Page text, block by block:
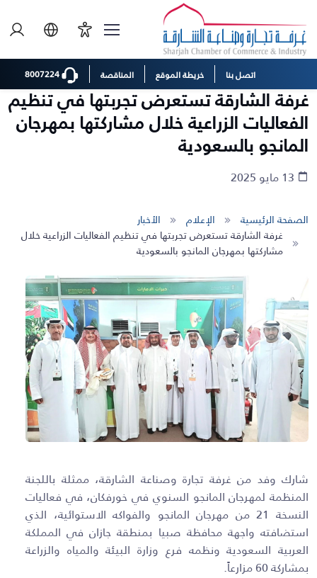
اتصل بنا خريطة الموقع المناقصة
غرفة الشارقة تستعرض تجربتها في تنظيم
الفعاليات الزراعية خلال مشاركتها بمهرجان
المانجو بالسعودية
الصفحة الرئيسية الإعلام
الأخبار
غرفة الشارقة تستعرض تجربتها في تنظيم الفعاليات الزراعية خلال
مشاركتها بمهرجان المانجو بالسعودية
شارك وفد من غرفة تجارة وصناعة الشارقة، ممثلة باللجنة
المنظمة لمهرجان المانجو السنوي في خورفكان، في فعاليات
النسخة 21 من مهرجان المانجو والفواكه الاستوائية، الذي
استضافته واجهة محافظة صبيا بمنطقة جازان في المملكة
العربية السعودية ونظمه فرع وزارة البيئة والمياه والزراعة
بمشاركة 60 مزارعاً.